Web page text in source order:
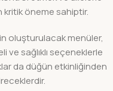
kritik öneme sahiptir.
oluşturulacak menüler,
ve sağlıklı seçeneklerle
da düğün etkinliğinden